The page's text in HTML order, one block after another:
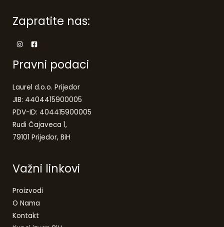
Zapratite nas:
Pravni podaci
Laurel d.o.o. Prijedor
JIB: 4404415900005
PDV-ID: 404415900005
Rudi Čajaveca 1,
79101 Prijedor, BiH
Važni linkovi
Proizvodi
O Nama
Kontakt